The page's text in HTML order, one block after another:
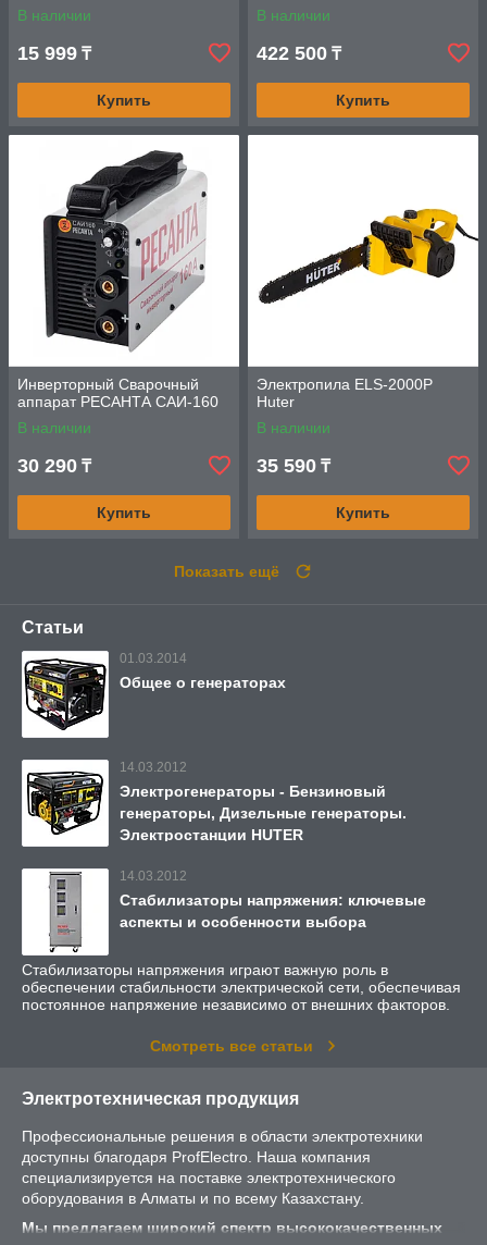
В наличии
15 999 ₸
Купить
В наличии
422 500 ₸
Купить
Инверторный Сварочный
аппарат РЕСАНТА САИ-160
В наличии
30 290 ₸
Купить
Электропила ELS-2000Р
Huter
В наличии
35 590 ₸
Купить
Показать ещё
Статьи
01.03.2014
Общее о генераторах
14.03.2012
Электрогенераторы - Бензиновый
генераторы, Дизельные генераторы.
Электростанции HUTER
14.03.2012
Стабилизаторы напряжения: ключевые
аспекты и особенности выбора
Стабилизаторы напряжения играют важную роль в
обеспечении стабильности электрической сети, обеспечивая
постоянное напряжение независимо от внешних факторов.
Смотреть все статьи
Электротехническая продукция
Профессиональные решения в области электротехники
доступны благодаря ProfElectro. Наша компания
специализируется на поставке электротехнического
оборудования в Алматы и по всему Казахстану.
Мы предлагаем широкий спектр высококачественных